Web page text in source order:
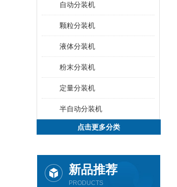
自动分装机
颗粒分装机
液体分装机
粉末分装机
定量分装机
半自动分装机
点击更多分类
新品推荐
PRODUCTS